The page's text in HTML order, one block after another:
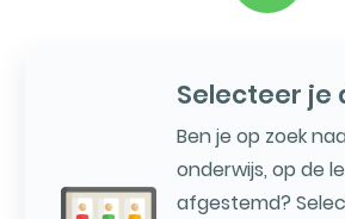
Selecteer je
Ben je op zoek
onderwijs, op de
afgestemd?